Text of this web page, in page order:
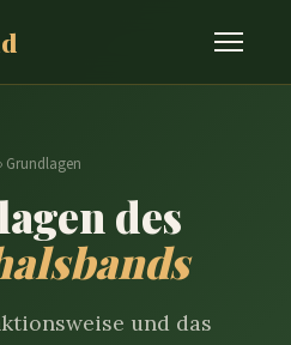
Grundlagen
des
und das